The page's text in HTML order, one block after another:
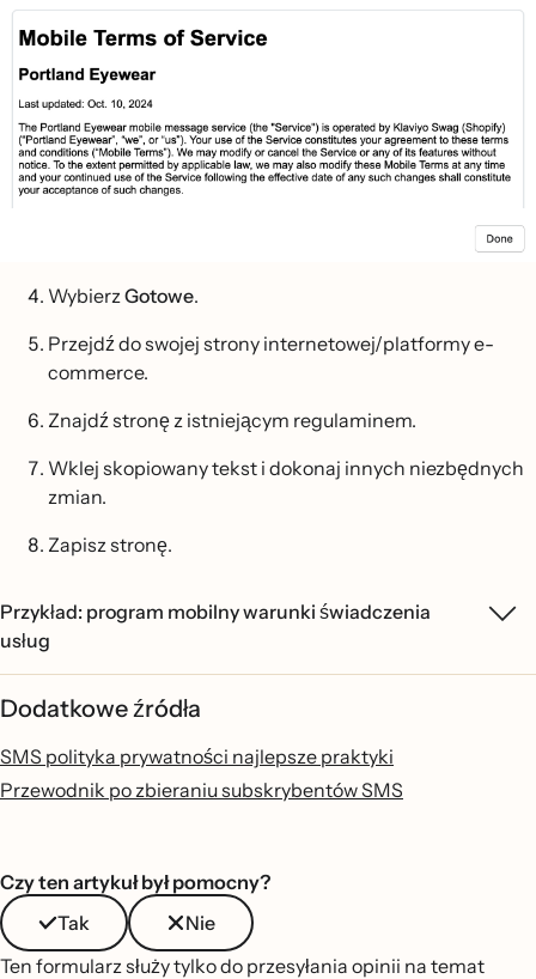
Wybierz Gotowe.
Przejdź do swojej strony internetowej/platformy e-
commerce.
Znajdź stronę z istniejącym regulaminem.
Wklej skopiowany tekst i dokonaj innych niezbędnych
zmian.
Zapisz stronę.
Przykład: program mobilny warunki świadczenia
usług
Dodatkowe źródła
SMS polityka prywatności najlepsze praktyki
Przewodnik po zbieraniu subskrybentów SMS
Czy ten artykuł był pomocny?
Tak
Nie
Ten formularz służy tylko do przesyłania opinii na temat